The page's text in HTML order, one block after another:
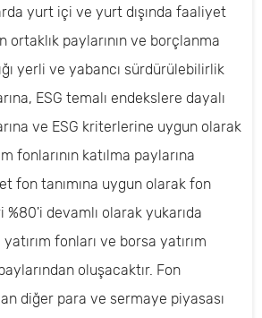
yurt içi ve yurt dışında faaliyet
paylarının ve borçlanma
yerli ve yabancı sürdürülebilirlik
ESG temalı endekslere dayalı
ve ESG kriterlerine uygun olarak
fonlarının katılma paylarına
fon tanımına uygun olarak fon
devamlı olarak yukarıda
fonları ve borsa yatırım
oluşacaktır. Fon
diğer para ve sermaye piyasası